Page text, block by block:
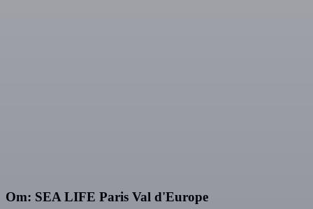
Om: SEA LIFE Paris Val d'Europe